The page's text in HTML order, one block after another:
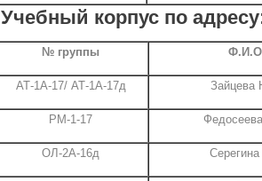
Учебный корпус по
№ группы
АТ-1А-17/ АТ-1А-17д Зайцева
РМ-1-17
ОЛ-2А-16д Серегина